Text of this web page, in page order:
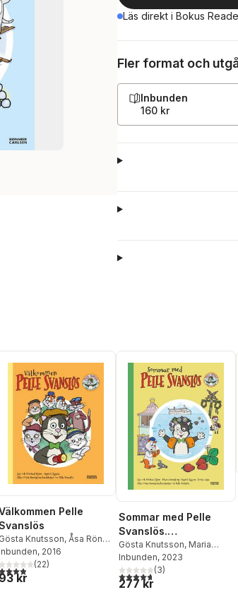
Läs direkt i Bokus
Fler format och
Inbunden
160 kr
Pelle
Gösta Knutsson, Åsa Rönn ,
Michael Rönn
Inbunden, 2016
utav 5 stjärnor. Totalt antal röster:
(22)
93 kr
Sommar med Pelle
Svanslös.
Samlingsvolym
Gösta Knutsson, Maria
Frensborg ,Åsa Rönn
Michael Rönn
Inbunden, 2023
4,7utav 5 stjärnor. Totalt
(3)
277 kr